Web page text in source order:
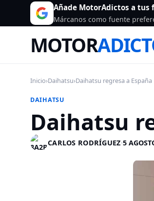
Añade MotorAdictos a tus
Márcanos como fuente
MOTOR
Inicio›Daihatsu›Daihatsu regresa a España
DAIHATSU
Daihatsu
CARLOS RODRÍGUEZ·5